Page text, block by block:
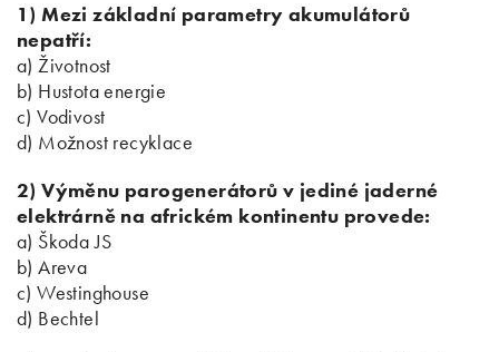
1) Mezi základní parametry akumulátorů
nepatří:
a) Životnost
b) Hustota energie
c) Vodivost
d) Možnost recyklace
2) Výměnu parogenerátorů v jediné jaderné
elektrárně na africkém kontinentu provede:
a) Škoda JS
b) Areva
c) Westinghouse
d) Bechtel